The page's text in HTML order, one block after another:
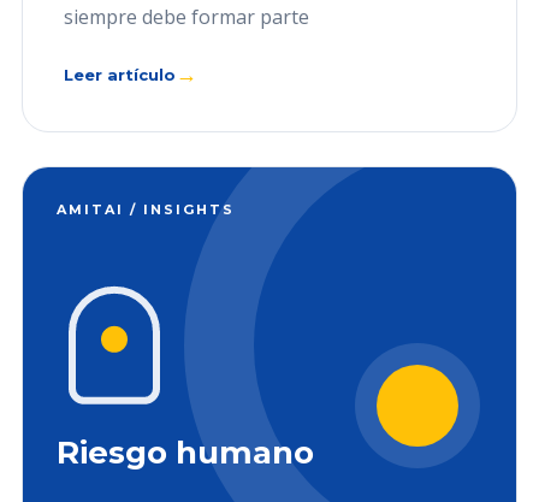
siempre debe formar parte
Leer artículo →
AMITAI / INSIGHTS
Riesgo humano